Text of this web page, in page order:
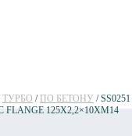
ТУРБО / ПО БЕТОНУ / SS0251
125Х2,2×10ХM14